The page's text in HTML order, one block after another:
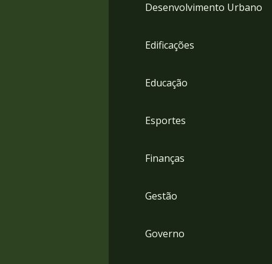
Desenvolvimento Urbano
Edificações
Educação
Esportes
Finanças
Gestão
Governo